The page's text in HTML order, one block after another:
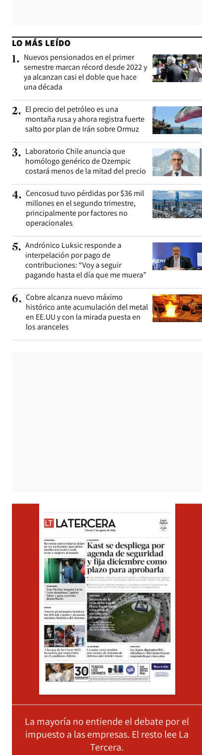
LO MÁS LEÍDO
1. Nuevos pensionados en el primer
semestre marcan récord desde 2022 y
ya alcanzan casi el doble que hace
una década
2. El precio del petróleo es una
montaña rusa y ahora registra fuerte
salto por plan de Irán sobre Ormuz
3. Laboratorio Chile anuncia que
homólogo genérico de Ozempic
costará menos de la mitad del precio
4. Cencosud tuvo pérdidas por $36 mil
millones en el segundo trimestre,
principalmente por factores no
operacionales
5. Andrónico Luksic responde a
interpelación por pago de
contribuciones: “Voy a seguir
pagando hasta el día que me muera”
6. Cobre alcanza nuevo máximo
histórico ante acumulación del metal
en EE.UU y con la mirada puesta en
los aranceles
La mayoría no entiende el debate por el
impuesto a las empresas. El resto lee La
Tercera.